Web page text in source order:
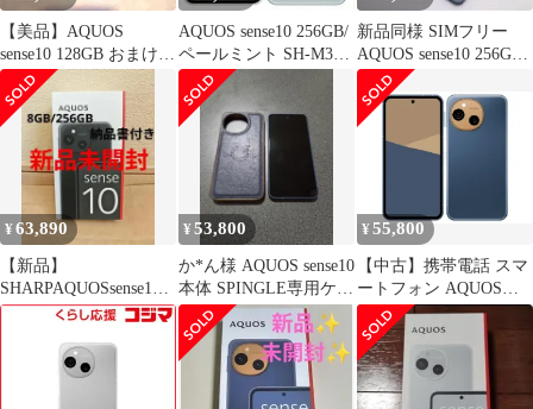
【美品】AQUOS
sense10 128GB おまけ付
き
AQUOS sense10 256GB/
ペールミント SH-M33-
L 国内版
新品同様 SIMフリー
AQUOS sense10 256GB
デニムネイビー スマホ
SHARP 即日発送 土日
祝発送OK 06000
¥63,890
【新品】
SHARPAQUOSsense10
8GB/256GB フルブラッ
¥53,800
か*ん様 AQUOS sense10
本体 SPINGLE専用ケー
ス付き 256
¥55,800
【中古】携帯電話 スマ
ートフォン AQUOS
sense10 SH-M33
8GB/256GB (SIMフリ
ー/デニムネイビー)
[SHM33BXA]